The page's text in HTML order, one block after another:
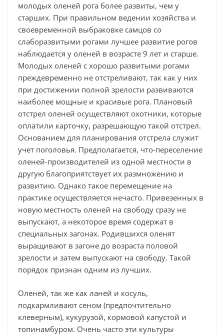
молодых оленей рога более развиты, чем у
старших. При правильном ведении хозяйства и
своевременной выбраковке самцов со
слаборазвитыми рогами лучшее развитие рогов
наблюдается у оленей в возрасте 9 лет и старше.
Молодых оленей с хорошо развитыми рогами
преждевременно не отстреливают, так как у них
при достижении полной зрелости развиваются
наиболее мощные и красивые рога. Плановый
отстрел оленей осуществляют охотники, которые
оплатили карточку, разрешающую такой отстрел.
Основанием для планирования отстрела служит
учет поголовья. Предполагается, что-переселение
оленей-производителей из одной местности в
другую благоприятствует их размножению и
развитию. Однако такое перемещение на
практике осуществляется нечасто. Привезенных в
новую местность оленей на свободу сразу не
выпускают, а некоторое время содержат в
специальных загонах. Родившихся оленят
выращивают в загоне до возраста половой
зрелости и затем выпускают на свободу. Такой
порядок признан одним из лучших.
Оленей, так же как ланей и косуль,
подкармливают сеном (предпочтительно
клеверным), кукурузой, кормовой капустой и
топинамбуром. Очень часто эти культуры